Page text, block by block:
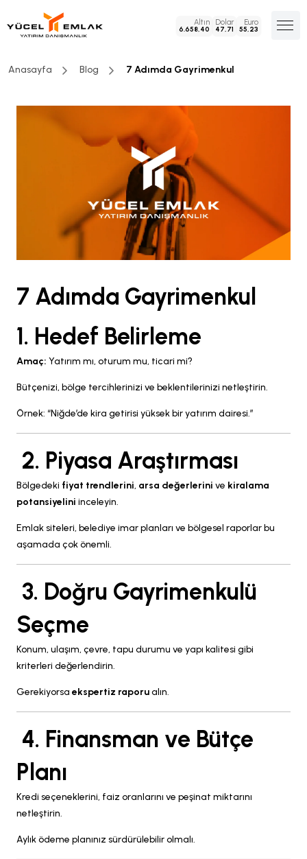
Altın
6.658,40
Dolar
47,71
Euro
55,23
Anasayfa Blog 7 Adımda Gayrimenkul
7 Adımda Gayrimenkul
1. Hedef Belirleme
Amaç: Yatırım mı, oturum mu, ticari mi?
Bütçenizi, bölge tercihlerinizi ve beklentilerinizi netleştirin.
Örnek: “Niğde’de kira getirisi yüksek bir yatırım dairesi.”
2. Piyasa Araştırması
Bölgedeki fiyat trendlerini, arsa değerlerini ve kiralama
potansiyelini inceleyin.
Emlak siteleri, belediye imar planları ve bölgesel raporlar bu
aşamada çok önemli.
3. Doğru Gayrimenkulü
Seçme
Konum, ulaşım, çevre, tapu durumu ve yapı kalitesi gibi
kriterleri değerlendirin.
Gerekiyorsa ekspertiz raporualın.
4. Finansman ve Bütçe
Planı
Kredi seçeneklerini, faiz oranlarını ve peşinat miktarını
netleştirin.
Aylık ödeme planınız sürdürülebilir olmalı.